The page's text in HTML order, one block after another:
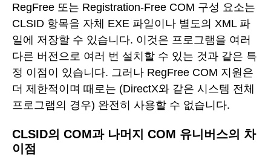
RegFree 또는 Registration-Free COM 구성 요소는
CLSID 항목을 자체 EXE 파일이나 별도의 XML 파
일에 저장할 수 있습니다. 이것은 프로그램을 여러
다른 버전으로 여러 번 설치할 수 있는 것과 같은 특
정 이점이 있습니다. 그러나 RegFree COM 지원은
더 제한적이며 때로는 (DirectX와 같은 시스템 전체
프로그램의 경우) 완전히 사용할 수 없습니다.
CLSID의 COM과 나머지 COM 유니버스의 차
이점